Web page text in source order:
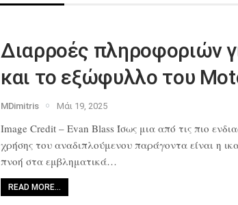
Διαρροές πληροφοριών
και το εξώφυλλο του
MDimitris Μάι 19, 2025
Image Credit – Evan Blass Ίσως μια από τις πιο
χρήσης του αναδιπλούμενου παράγοντα είναι η
πνοή στα εμβληματικά…
READ MORE…